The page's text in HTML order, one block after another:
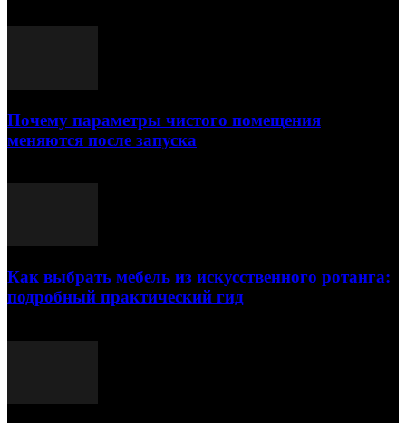
Почему параметры чистого помещения
меняются после запуска
Как выбрать мебель из искусственного ротанга:
подробный практический гид